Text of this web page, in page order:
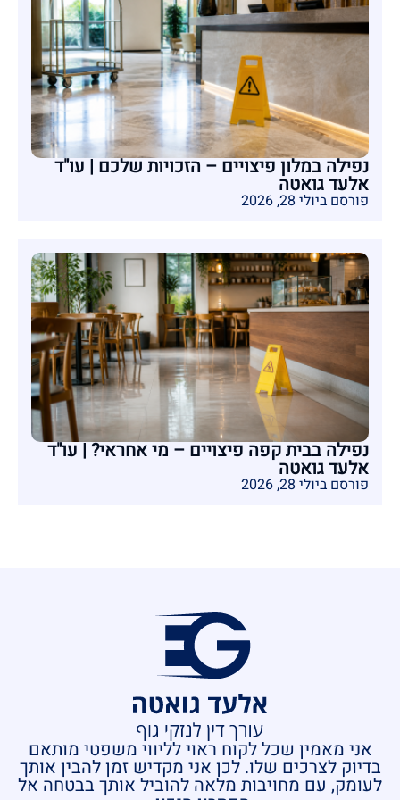
נפילה במלון פיצויים – הזכויות שלכם | עו"ד
אלעד גואטה
פורסם ביולי 28, 2026
נפילה בבית קפה פיצויים – מי אחראי? | עו"ד
אלעד גואטה
פורסם ביולי 28, 2026
אני מאמין שכל לקוח ראוי לליווי משפטי מותאם
בדיוק לצרכים שלו. לכן אני מקדיש זמן להבין אותך
לעומק, עם מחויבות מלאה להוביל אותך בבטחה אל